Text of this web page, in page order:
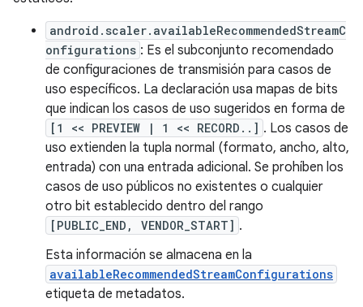
android.scaler.availableRecommendedStreamC
onfigurations : Es el subconjunto recomendado
de configuraciones de transmisión para casos de
uso específicos. La declaración usa mapas de bits
que indican los casos de uso sugeridos en forma de
[1 << PREVIEW | 1 << RECORD..] . Los casos de
uso extienden la tupla normal (formato, ancho, alto,
entrada) con una entrada adicional. Se prohíben los
casos de uso públicos no existentes o cualquier
otro bit establecido dentro del rango
[PUBLIC_END, VENDOR_START] .
Esta información se almacena en la
availableRecommendedStreamConfigurations
etiqueta de metadatos.